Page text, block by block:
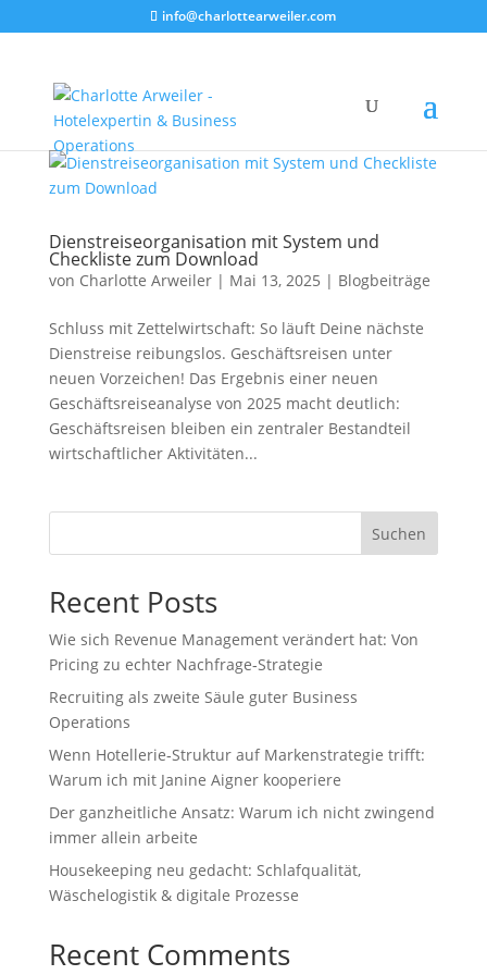
info@charlottearweiler.com
Dienstreiseorganisation mit System und
Checkliste zum Download
von Charlotte Arweiler| Mai 13, 2025 | Blogbeiträge
Schluss mit Zettelwirtschaft: So läuft Deine nächste
Dienstreise reibungslos. Geschäftsreisen unter
neuen Vorzeichen! Das Ergebnis einer neuen
Geschäftsreiseanalyse von 2025 macht deutlich:
Geschäftsreisen bleiben ein zentraler Bestandteil
wirtschaftlicher Aktivitäten...
Suchen
Recent Posts
Wie sich Revenue Management verändert hat: Von
Pricing zu echter Nachfrage‑Strategie
Recruiting als zweite Säule guter Business
Operations
Wenn Hotellerie‑Struktur auf Markenstrategie trifft:
Warum ich mit Janine Aigner kooperiere
Der ganzheitliche Ansatz: Warum ich nicht zwingend
immer allein arbeite
Housekeeping neu gedacht: Schlafqualität,
Wäschelogistik & digitale Prozesse
Recent Comments